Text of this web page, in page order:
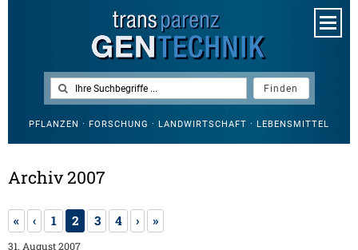
PFLANZEN · FORSCHUNG · LANDWIRTSCHAFT · LEBENSMITTEL
Archiv 2007
« ‹ 1 2 3 4 › »
31. August 2007